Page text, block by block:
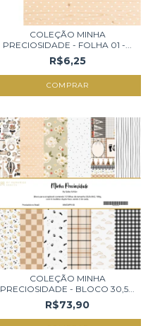
COLEÇÃO MINHA
PRECIOSIDADE - FOLHA 01 -...
R$6,25
COLEÇÃO MINHA
PRECIOSIDADE - BLOCO 30,5...
R$73,90